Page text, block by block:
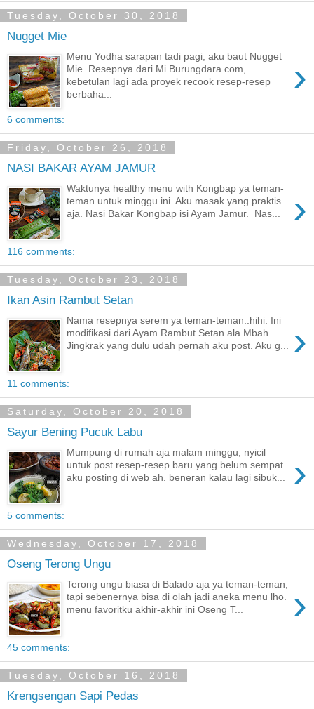
Tuesday, October 30, 2018
Nugget Mie
›
Menu Yodha sarapan tadi pagi, aku baut Nugget
Mie. Resepnya dari Mi Burungdara.com,
kebetulan lagi ada proyek recook resep-resep
berbaha...
6 comments:
Friday, October 26, 2018
NASI BAKAR AYAM JAMUR
›
Waktunya healthy menu with Kongbap ya teman-
teman untuk minggu ini. Aku masak yang praktis
aja. Nasi Bakar Kongbap isi Ayam Jamur. Nas...
116 comments:
Tuesday, October 23, 2018
Ikan Asin Rambut Setan
›
Nama resepnya serem ya teman-teman..hihi. Ini
modifikasi dari Ayam Rambut Setan ala Mbah
Jingkrak yang dulu udah pernah aku post. Aku g...
11 comments:
Saturday, October 20, 2018
Sayur Bening Pucuk Labu
›
Mumpung di rumah aja malam minggu, nyicil
untuk post resep-resep baru yang belum sempat
aku posting di web ah. beneran kalau lagi sibuk...
5 comments:
Wednesday, October 17, 2018
Oseng Terong Ungu
›
Terong ungu biasa di Balado aja ya teman-teman,
tapi sebenernya bisa di olah jadi aneka menu lho.
menu favoritku akhir-akhir ini Oseng T...
45 comments:
Tuesday, October 16, 2018
Krengsengan Sapi Pedas